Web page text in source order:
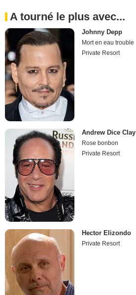
A tourné le plus avec...
Johnny Depp
Mort en eau trouble
Private Resort
Andrew Dice Clay
Rose bonbon
Private Resort
Hector Elizondo
Private Resort